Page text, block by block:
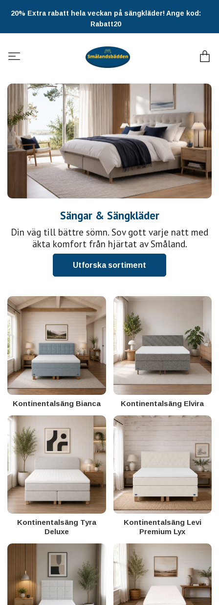
20% Extra rabatt hela veckan på sängkläder! Ange kod:
Rabatt20
Sängar & Sängkläder
Din väg till bättre sömn. Sov gott varje natt med
äkta komfort från hjärtat av Småland.
Utforska sortiment
Kontinentalsäng Bianca Kontinentalsäng Elvira
Kontinentalsäng Tyra
Deluxe
Kontinentalsäng Levi
Premium Lyx